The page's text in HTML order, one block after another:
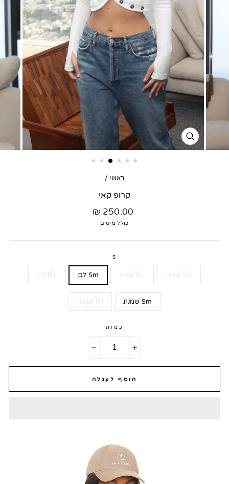
סגור
דגם
ראשי /
קרופ קאי
מחיר
רגיל
250.00 ₪
כולל מיסים
S
Sm שחור ML שחור Sm לבן ML לבן
Sm שמנת Ml שמנת
כמות
הוסף לעגלה